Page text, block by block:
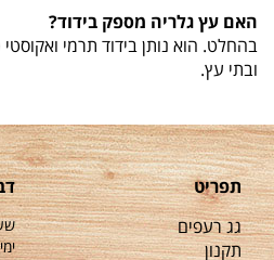
האם עץ גלריה מספק בידוד?
בהחלט. הוא נותן בידוד תרמי ואקוסטי
ובתי עץ.
תפריט
גג רעפים
תקנון